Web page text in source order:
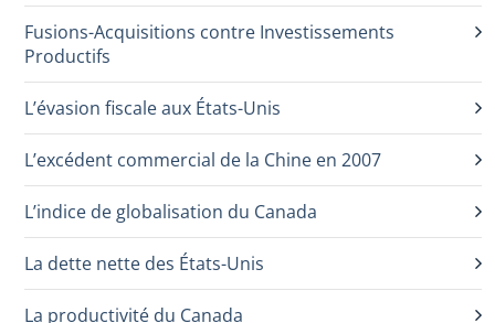
Fusions-Acquisitions contre Investissements
Productifs
L’évasion fiscale aux États-Unis
L’excédent commercial de la Chine en 2007
L’indice de globalisation du Canada
La dette nette des États-Unis
La productivité du Canada